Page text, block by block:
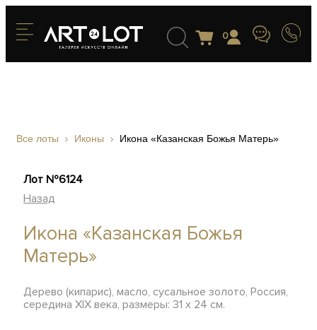
0
Все лоты Иконы Икона «Казанская Божья Матерь»
Лот №6124
Назад
Икона «Казанская Божья
Матерь»
Дерево (кипарис), масло, сусальное золото, Россия,
середина XIX века, размеры: 31 х 24 см.